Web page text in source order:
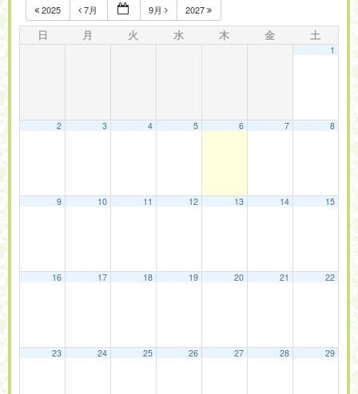
2025 7月 9月 2027
日 月 火 水 木 金 土
1
2 3 4 5 6 7 8
9 10 11 12 13 14 15
16 17 18 19 20 21 22
23 24 25 26 27 28 29